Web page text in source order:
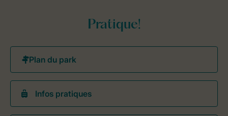
Pratique!
Infos pratiques